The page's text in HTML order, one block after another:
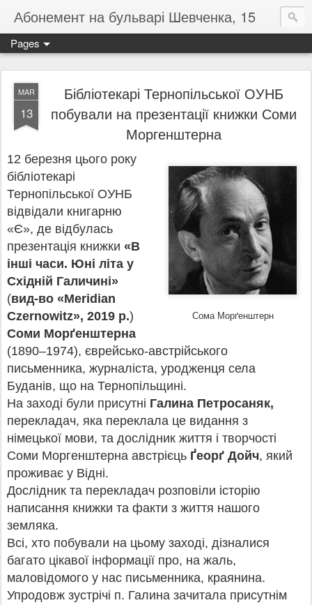
Абонемент на бульварі Шевченка, 15
Pages
MAR
13
Бібліотекарі Тернопільської ОУНБ
побували на презентації книжки Соми
Моргенштерна
Сома Морґенштерн
12 березня цього року
бібліотекарі
Тернопільської ОУНБ
відвідали книгарню
«Є», де відбулась
презентація книжки «В
інші часи. Юні літа у
Східній Галичині»
(вид-во «Meridian
Czernowitz», 2019 р.)
Соми Морґенштерна
(1890–1974), єврейсько-австрійського
письменника, журналіста, уродженця села
Буданів, що на Тернопільщині.
На заході були присутні Галина Петросаняк,
перекладач, яка переклала це видання з
німецької мови, та дослідник життя і творчості
Соми Моргенштерна австрієць Ґеорґ Дойч, який
проживає у Відні.
Дослідник та перекладач розповіли історію
написання книжки та факти з життя нашого
земляка.
Всі, хто побували на цьому заході, дізналися
багато цікавої інформації про, на жаль,
маловідомого у нас письменника, краянина.
Упродовж зустрічі п. Галина зачитала присутнім